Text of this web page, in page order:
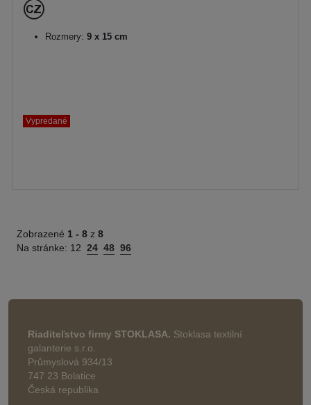
Rozmery: 9 x 15 cm
Vypredané
Zobrazené 1 - 8 z 8
Na stránke: 12 24 48 96
Riaditeľstvo firmy STOKLASA. Stoklasa textilní
galanterie s.r.o.
Průmyslová 934/13
747 23 Bolatice
Česká republika